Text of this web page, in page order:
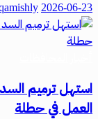
Share
2026-06-23
استهل ترميم
العمل في حطلة